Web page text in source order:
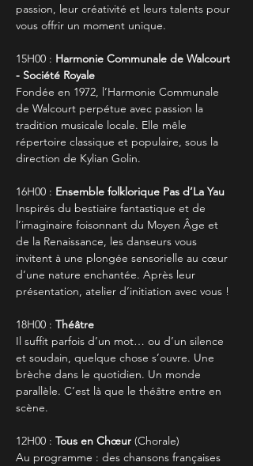
passion, leur créativité et leurs talents pour
vous offrir un moment unique.
15H00 : Harmonie Communale de Walcourt
- Société Royale
Fondée en 1972, l’Harmonie Communale
de Walcourt perpétue avec passion la
tradition musicale locale. Elle mêle
répertoire classique et populaire, sous la
direction de Kylian Golin.
16H00 : Ensemble folklorique Pas d’La Yau
Inspirés du bestiaire fantastique et de
l’imaginaire foisonnant du Moyen Âge et
de la Renaissance, les danseurs vous
invitent à une plongée sensorielle au cœur
d’une nature enchantée. Après leur
présentation, atelier d’initiation avec vous !
18H00 : Théâtre
Il suffit parfois d’un mot… ou d’un silence
et soudain, quelque chose s’ouvre. Une
brèche dans le quotidien. Un monde
parallèle. C’est là que le théâtre entre en
scène.
12H00 : Tous en Chœur (Chorale)
Au programme : des chansons françaises